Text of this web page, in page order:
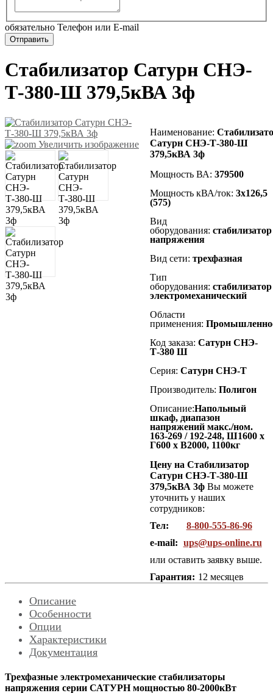
обязательно Телефон или E-mail
Стабилизатор Сатурн СНЭ-
Т-380-Ш 379,5кВА 3ф
Увеличить изображение
Наименование:
Сатурн СНЭ-Т-380-Ш
379,5кВА 3ф
Мощность ВА: 379500
Мощность кВА/ток: 3х126,5
(575)
Вид
оборудования: стабилизатор
напряжения
Вид сети: трехфазная
Тип
оборудования: стабилизатор
электромеханический
Области
применения:
Код заказа: Сатурн СНЭ-
Т-380 Ш
Серия: Сатурн СНЭ-Т
Производитель: Полигон
Описание:Напольный
шкаф, диапазон
напряжений макс./ном.
163-269 / 192-248, Ш1600 x
Г600 x В2000, 1100кг
Цену на Стабилизатор
Сатурн СНЭ-Т-380-Ш
379,5кВА 3ф Вы можете
уточнить у наших
сотрудников:
Тел:
8-800-555-86-96
e-mail: ups@ups-online.ru
или оставить заявку выше.
Гарантия: 12 месяцев
Описание
Особенности
Опции
Характеристики
Документация
Трехфазные электромеханические стабилизаторы
напряжения серии САТУРН мощностью 80-2000кВт